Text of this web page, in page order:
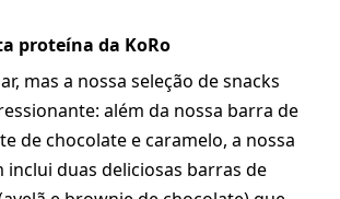
proteína da KoRo
mas a nossa seleção de snacks
além da nossa barra de
de chocolate e caramelo, a nossa
inclui duas deliciosas barras de